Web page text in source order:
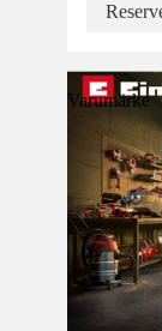
Varumärke